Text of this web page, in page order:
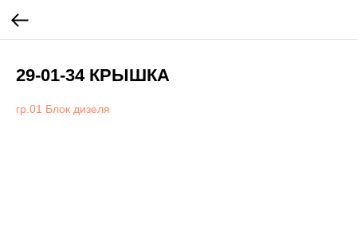
29-01-34 КРЫШКА
гр.01 Блок дизеля